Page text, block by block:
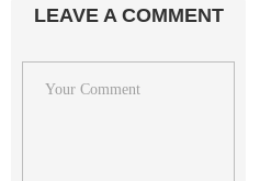
LEAVE A COMMENT